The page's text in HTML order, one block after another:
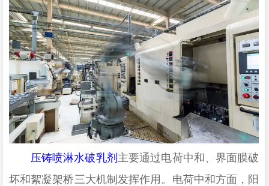
压铸喷淋水破乳剂 主要通过电荷中和、界面膜破
坏和絮凝架桥三大机制发挥作用。电荷中和方面，阳